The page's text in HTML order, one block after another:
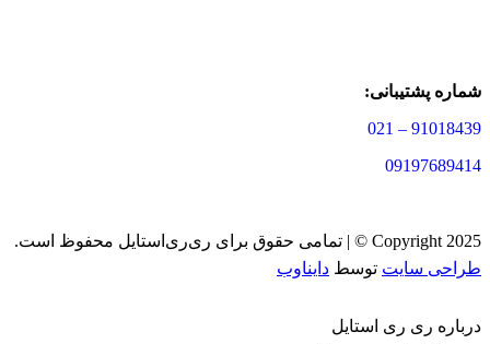
شماره پشتیبانی:
91018439 – 021
09197689414
Copyright 2025 © | تمامی حقوق برای ری‌ری‌استایل محفوظ است.
طراحی سایت توسط دایناوب
درباره ری ری استایل